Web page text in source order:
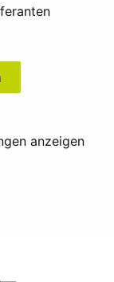
anzeigen